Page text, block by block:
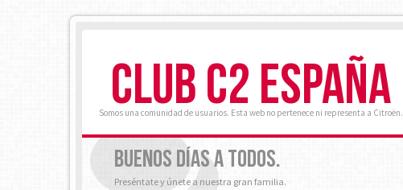
CLUB C2 ESPAÑA
Somos una comunidad de usuarios. Esta web no pertenece ni representa a Citroën.
BUENOS DÍAS A TODOS.
Preséntate y únete a nuestra gran familia.